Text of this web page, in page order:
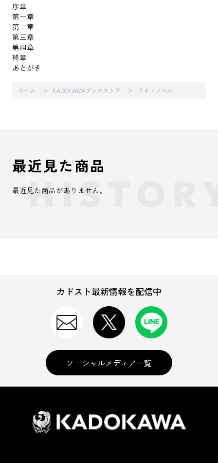
序章
第一章
第二章
第三章
第四章
終章
あとがき
ホーム KADOKAWAブックストア ライトノベル
最近見た商品
最近見た商品がありません。
カドスト最新情報を配信中
ソーシャルメディア一覧